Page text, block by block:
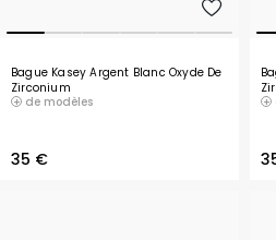
Bague Kasey Argent Blanc Oxyde De
Zirconium
de modèles
35 €